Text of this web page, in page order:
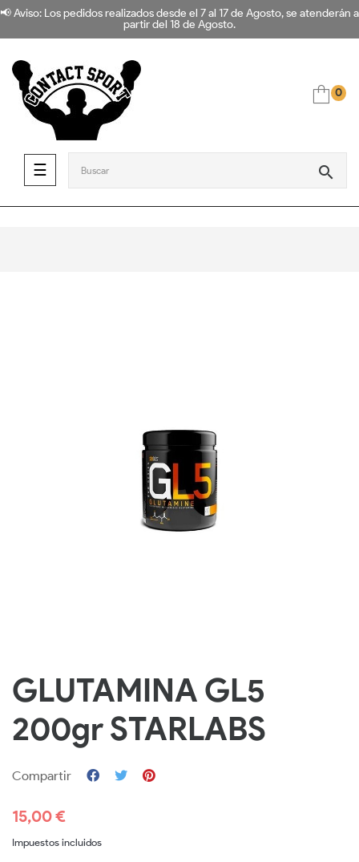
📢 Aviso: Los pedidos realizados desde el 7 al 17 de Agosto, se atenderán a
partir del 18 de Agosto.
search
0
Navegación de palanca
☰
GLUTAMINA GL5
200gr STARLABS
Compartir
15,00 €
Impuestos incluidos